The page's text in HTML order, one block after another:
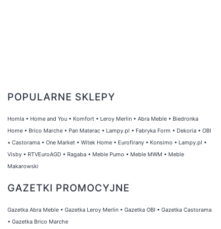
POPULARNE SKLEPY
Homla • Home and You • Komfort • Leroy Merlin • Abra Meble • Biedronka
Home • Brico Marche • Pan Materac • Lampy.pl • Fabryka Form • Dekoria • OBI
• Castorama • One Market • Witek Home • Eurofirany • Konsimo • Lampy.pl •
Visby • RTVEuroAGD • Ragaba • Meble Pumo • Meble MWM • Meble
Makarowski
GAZETKI PROMOCYJNE
Gazetka Abra Meble • Gazetka Leroy Merlin • Gazetka OBI • Gazetka Castorama
• Gazetka Brico Marche